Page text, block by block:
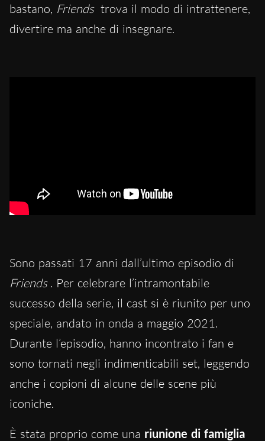
bastano, Friends trova il modo di intrattenere,
divertire ma anche di insegnare.
Sono passati 17 anni dall’ultimo episodio di
Friends . Per celebrare l’intramontabile
successo della serie, il cast si è riunito per uno
speciale, andato in onda a maggio 2021.
Durante l’episodio, hanno incontrato i fan e
sono tornati negli indimenticabili set, leggendo
anche i copioni di alcune delle scene più
iconiche.
È stata proprio come una riunione di famiglia